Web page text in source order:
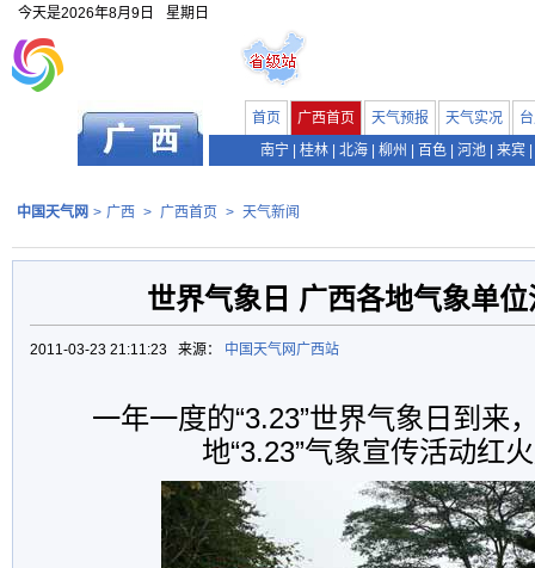
今天是2026年8月9日 星期日
首页 广西首页 天气预报 天气实况
南宁
桂林 北海 柳州 百色 河池 来宾
中国天气网 > 广西 > 广西首页 > 天气新闻
世界气象日 广西各地气象单
2011-03-23 21:11:23 来源： 中国天气网广西站
一年一度的“3.23”世界气象日到来
地“3.23”气象宣传活动红